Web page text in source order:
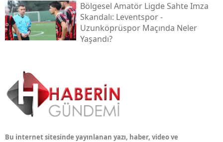
Bölgesel Amatör Ligde Sahte Imza
Skandalı: Leventspor -
Uzunköprüspor Maçında Neler
Yaşandı?
Bu internet sitesinde yayınlanan yazı, haber, video ve